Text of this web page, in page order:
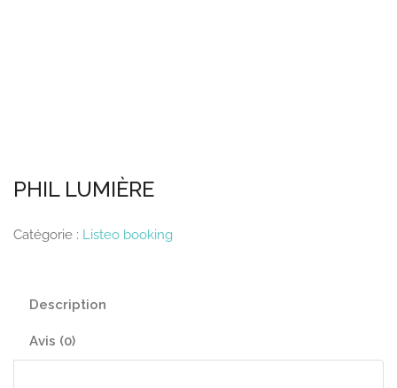
PHIL LUMIÈRE
Catégorie : Listeo booking
Description
Avis (0)